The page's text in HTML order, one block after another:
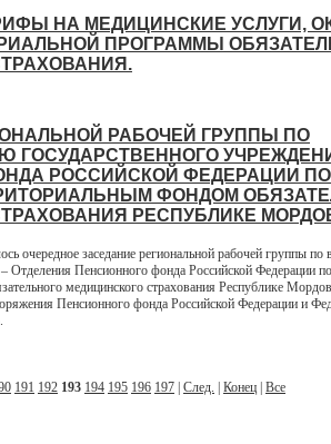
НА МЕДИЦИНСКИЕ УСЛУГИ,
ПРОГРАММЫ
РАБОЧЕЙ ГРУППЫ ПО
ГОСУДАРСТВЕННОГО
РОССИЙСКОЙ ФЕДЕРАЦИИ
ФОНДОМ
РЕСПУБЛИКЕ
очередное заседание региональной рабочей группы
– Отделения Пенсионного фонда Российской Федерации
медицинского страхования Республике
Пенсионного фонда Российской Федерации и
191 192 193 194 195 196 197 След. Конец Все